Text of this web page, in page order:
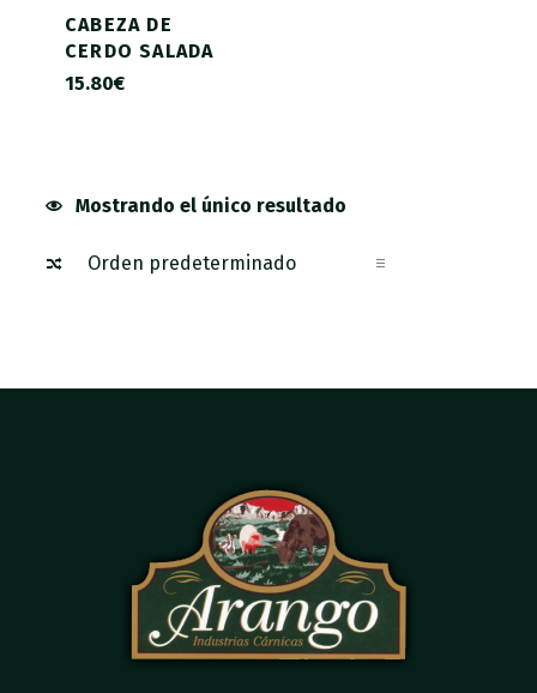
CABEZA DE
CERDO SALADA
15.80€
Mostrando el único resultado